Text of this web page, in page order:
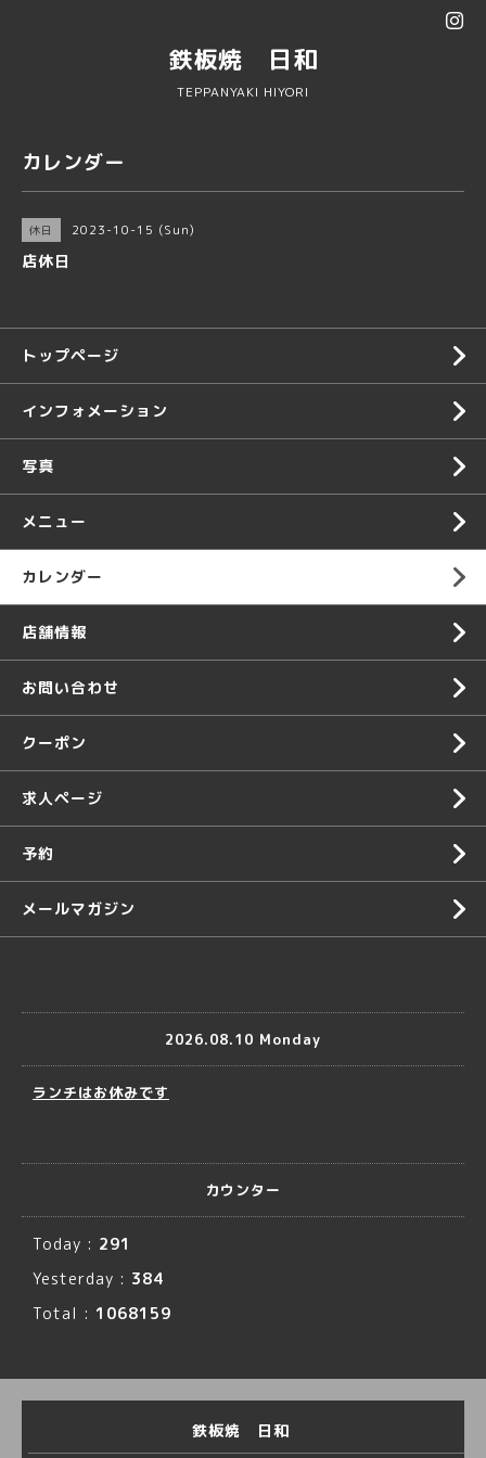
鉄板焼 日和
TEPPANYAKI HIYORI
カレンダー
休日 2023-10-15 (Sun)
店休日
トップページ
インフォメーション
写真
メニュー
カレンダー
店舗情報
お問い合わせ
クーポン
求人ページ
予約
メールマガジン
2026.08.10 Monday
ランチはお休みです
カウンター
Today : 291
Yesterday : 384
Total : 1068159
鉄板焼 日和